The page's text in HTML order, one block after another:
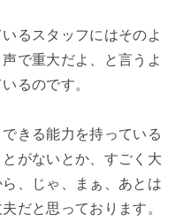
るスタッフにはそのよ
で重大だよ、と言うよ
るのです。
きる能力を持っている
がないとか、すごく大
、じゃ、まぁ、あとは
だと思っております。